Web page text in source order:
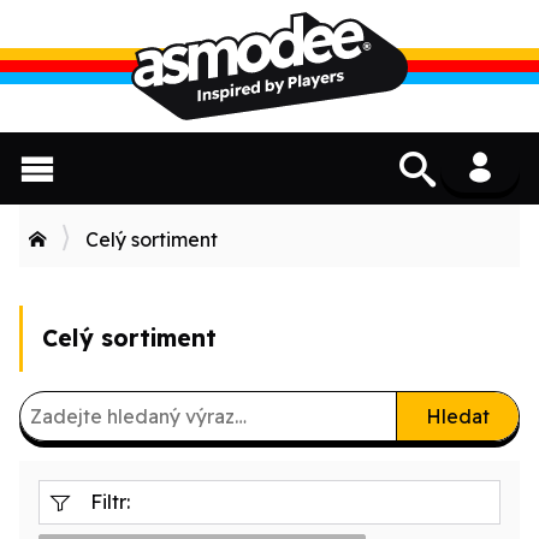
Celý sortiment
Celý sortiment
Hledat
Filtr: